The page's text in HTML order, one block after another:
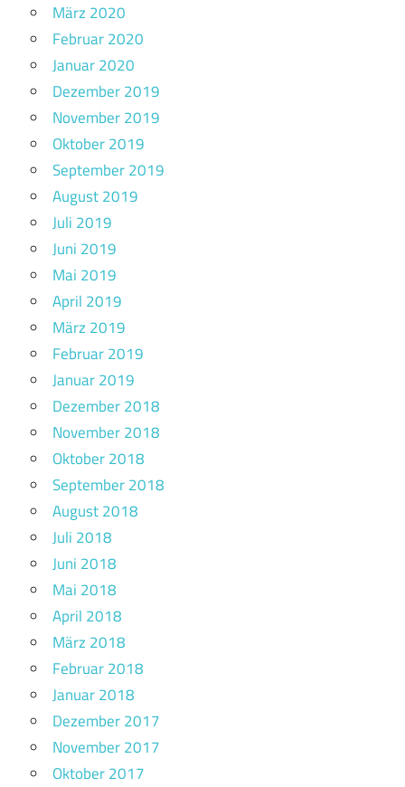
März 2020
Februar 2020
Januar 2020
Dezember 2019
November 2019
Oktober 2019
September 2019
August 2019
Juli 2019
Juni 2019
Mai 2019
April 2019
März 2019
Februar 2019
Januar 2019
Dezember 2018
November 2018
Oktober 2018
September 2018
August 2018
Juli 2018
Juni 2018
Mai 2018
April 2018
März 2018
Februar 2018
Januar 2018
Dezember 2017
November 2017
Oktober 2017